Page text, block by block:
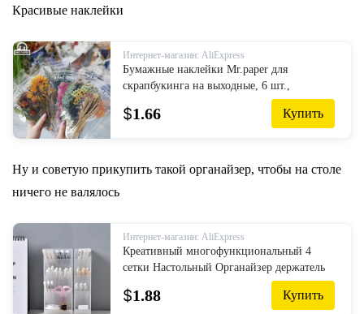
Красивые наклейки
Интернет-магазин: AliExpress
Бумажные наклейки Mr.paper для
скрапбукинга на выходные, 6 шт.,
наклейки в виде цветов и скрапбукинга,
декоративные Стикеры для игрушек и
$1.66 Купить
Ну и советую прикупить такой органайзер, чтобы на столе
ничего не валялось
Интернет-магазин: AliExpress
Креативный многофункциональный 4
сетки Настольный Органайзер держатель
для ручки макияж коробка для хранения
школьные офисные аксессуары ...
$1.88 Купить